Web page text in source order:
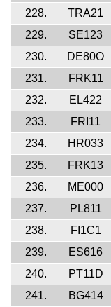
228.
TRA21
229.
SE123
230.
DE80O
231.
FRK11
232.
EL422
233.
FRI11
234.
HR033
235.
FRK13
236.
ME000
237.
PL811
238.
FI1C1
239.
ES616
240.
PT11D
241.
BG414